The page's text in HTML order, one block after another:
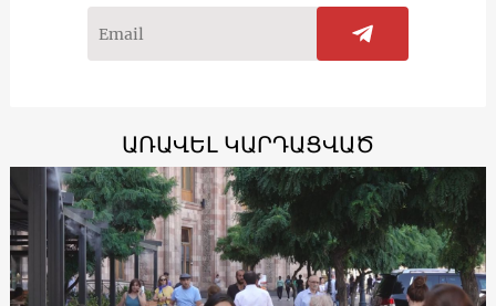
ԱՌԱՎԵԼ ԿԱՐԴԱՑՎԱԾ